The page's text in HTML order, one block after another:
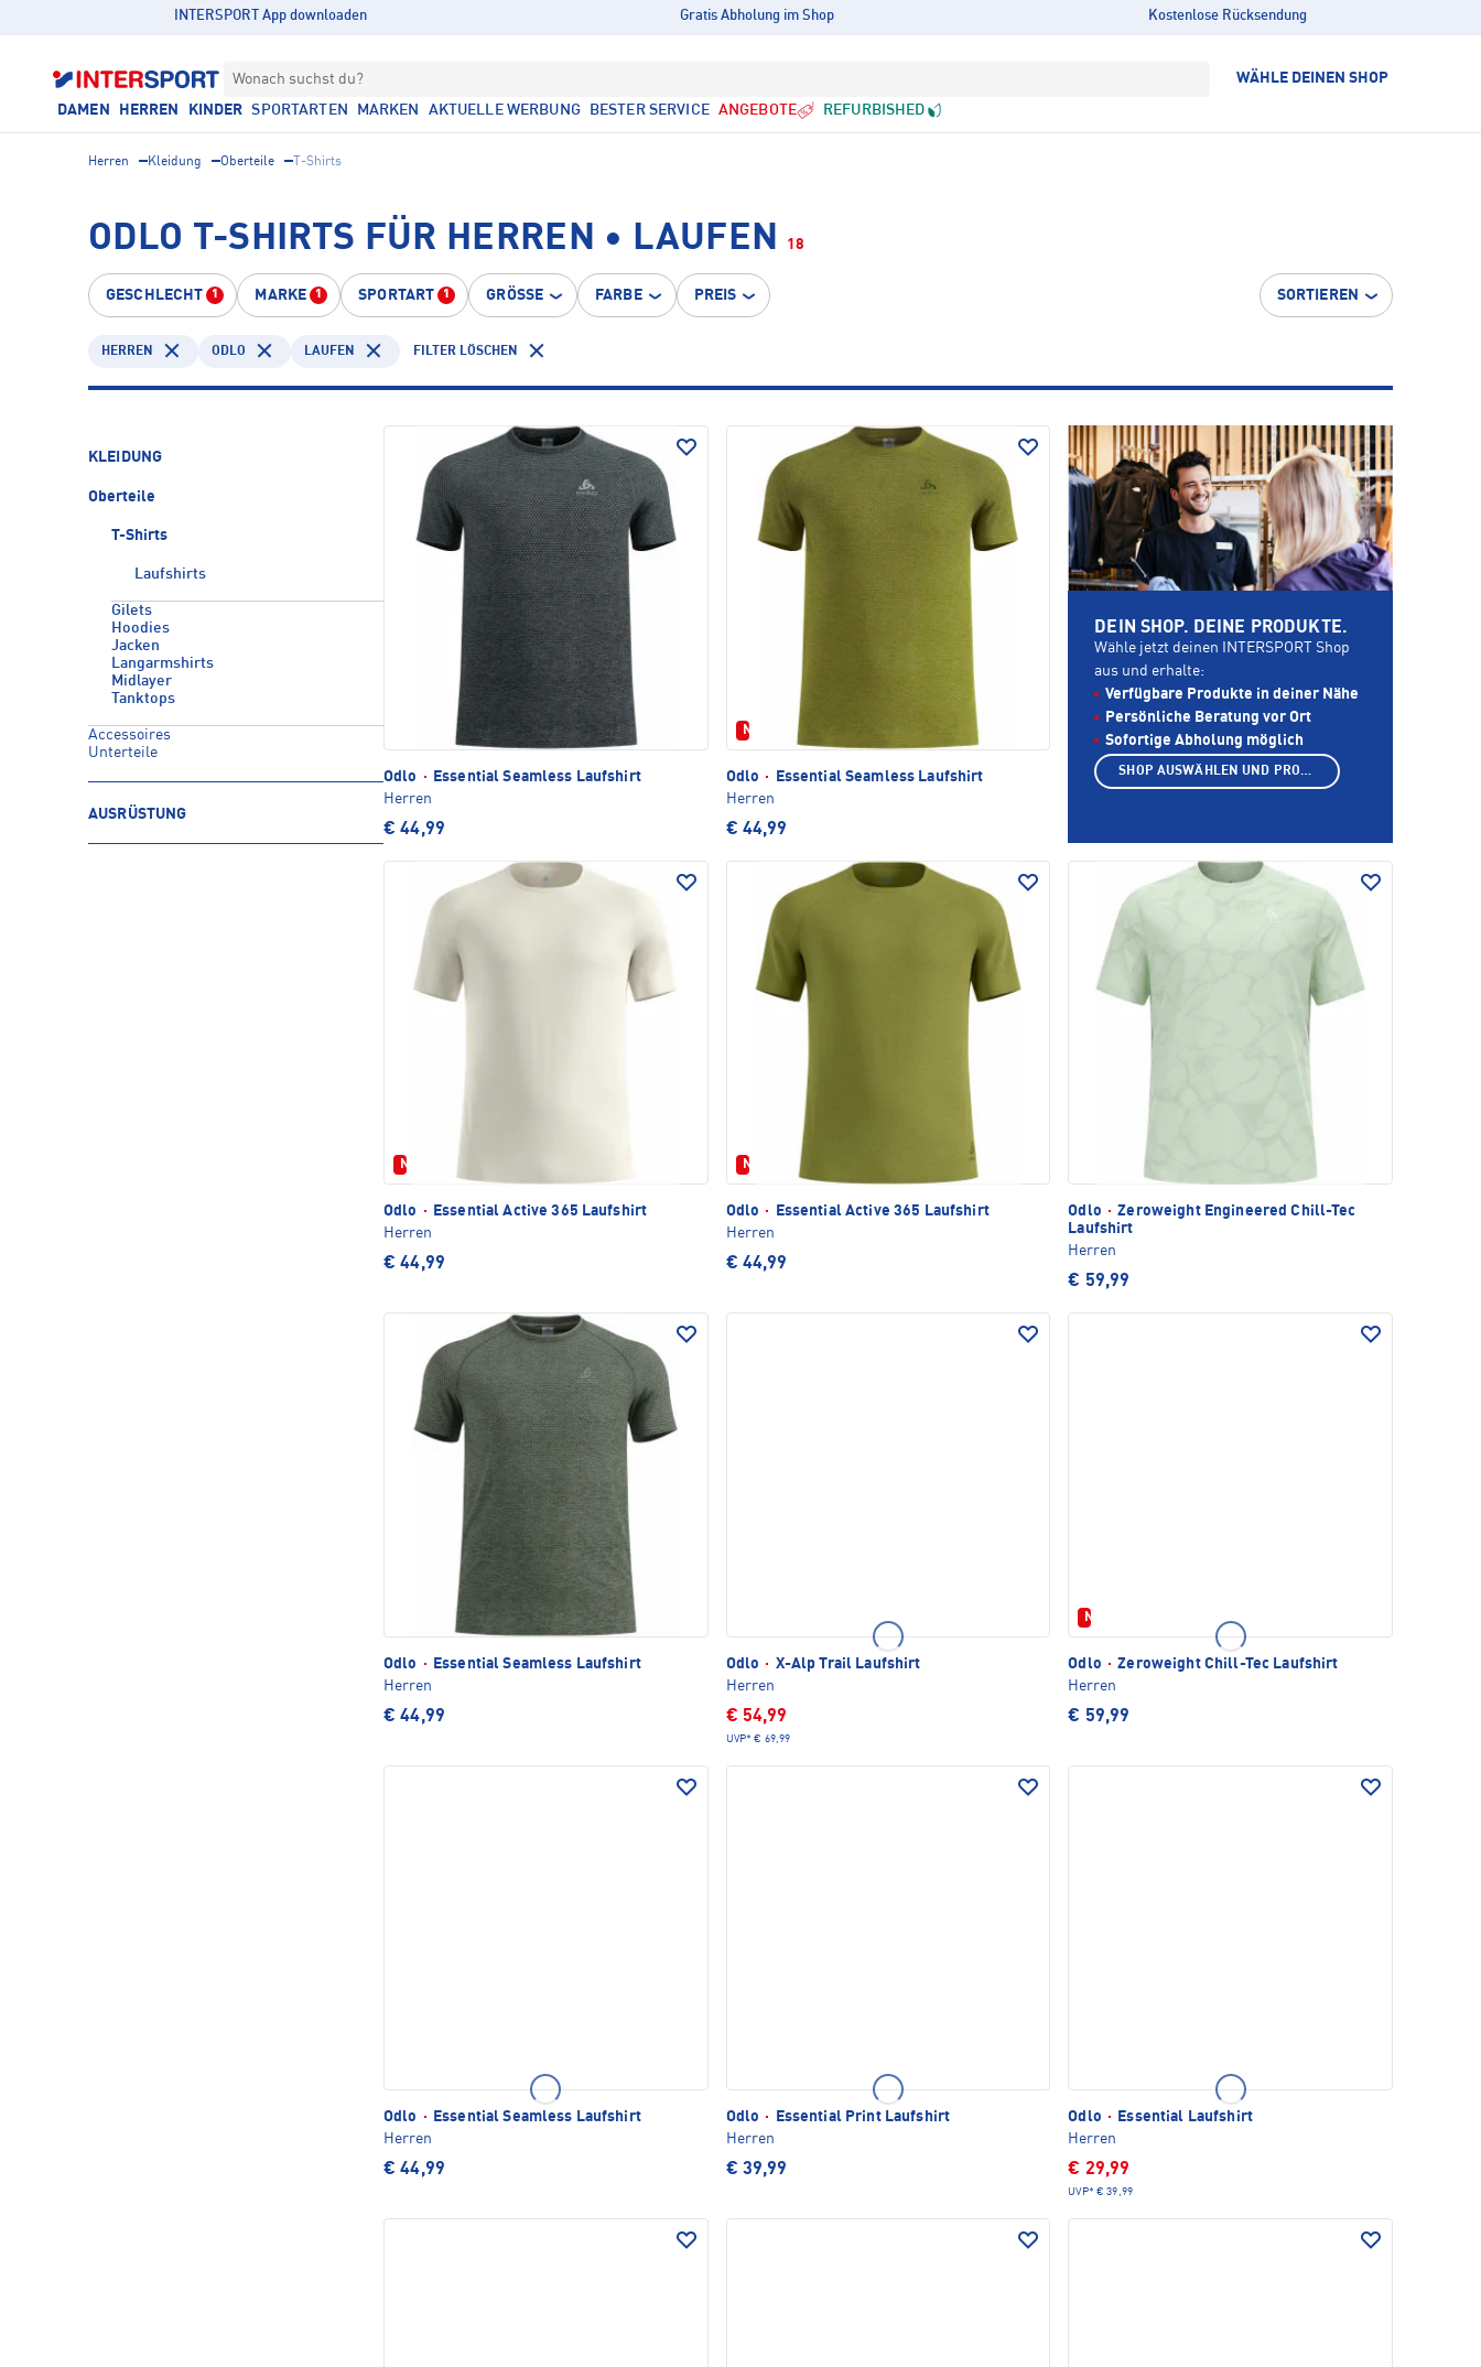
INTERSPORT App downloaden Gratis Abholung im Shop Kostenlose Rücksendung
Wonach suchst du? WÄHLE DEINEN SHOP
DAMEN HERREN KINDER SPORTARTEN MARKEN AKTUELLE WERBUNG BESTER SERVICE ANGEBOTE REFURBISHED
Herren Kleidung Oberteile T-Shirts
ODLO T-SHIRTS FÜR HERREN • LAUFEN 18
GESCHLECHT 1 MARKE 1 SPORTART 1 GRÖSSE FARBE PREIS SORTIEREN
HERREN ODLO LAUFEN FILTER LÖSCHEN
KLEIDUNG
Oberteile
T-Shirts
Laufshirts
Gilets
Hoodies
Jacken
Langarmshirts
Midlayer
Tanktops
Accessoires
Unterteile
AUSRÜSTUNG
Odlo ·
Essential Seamless Laufshirt
Herren
€ 44,99
Neu
Odlo ·
Essential Seamless Laufshirt
Herren
€ 44,99
Neu
Odlo ·
Essential Active 365 Laufshirt
Herren
€ 44,99
Neu
Odlo ·
Essential Active 365 Laufshirt
Herren
€ 44,99
Odlo · Zeroweight Engineered Chill-Tec
Laufshirt
Herren
€ 59,99
Odlo ·
Essential Seamless Laufshirt
Herren
€ 44,99
Odlo · X-Alp Trail Laufshirt
Herren
€ 54,99
UVP* € 69,99
Neu
Odlo · Zeroweight Chill-Tec Laufshirt
Herren
€ 59,99
Odlo ·
Essential Seamless Laufshirt
Herren
€ 44,99
Odlo ·
Essential Print Laufshirt
Herren
€ 39,99
Odlo ·
Essential Laufshirt
Herren
€ 29,99
UVP* € 39,99
DEIN SHOP. DEINE PRODUKTE.
Wähle jetzt deinen INTERSPORT Shop
aus und erhalte:
Verfügbare Produkte in deiner Nähe
Persönliche Beratung vor Ort
Sofortige Abholung möglich
SHOP AUSWÄHLEN UND PRODUKTE ANZEIGEN